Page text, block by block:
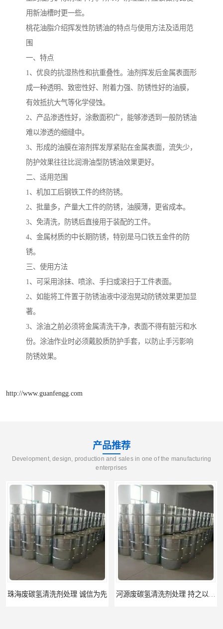
用新油槽时更一些。
桃花油脂介绍挥发性防锈油的特点与使用方法及适用范
围
一、特点
1、优良的抗湿热性和抗重叠性。油剂挥发后金属表面形
成一种透明、致密性好、附着力强、防锈性好的油膜，
有效抵抗大气等化学侵蚀。
2、产品渗透性好，涂敷面积广，能够渗透到一般防锈油
难以渗透的细缝中。
3、形成的油膜在溶剂挥发厚紧贴在金属表面，流失少，
防护效果往往比润滑油型防锈油效果更好。
二、适用范围
1、机加工后钢铁工件的终防锈。
2、批量多，产量大工件的防锈，油膜薄，更省成本。
3、免清洗，防锈后直接用于装配的工件。
4、金属材质的中长期防锈，特别是马口铁五金件的防
锈。
三、使用方法
1、可采用涂抹、喷涂、手扫或滚扫于工件表面。
2、如能将工件置于防锈油液中浸泡晃动防锈效果更加显
著。
3、涂油之前必须将金属清洗干净，表面不得有脏污和水
份。涂油作业时必须戴胶质防护手套，以防止手污影响
防锈效果。
http://www.guanfengg.com
产品推荐
Development, design, production and sales in one of the manufacturing
enterprises
河源废碳氢清洗剂处理 持之以恒为客户服务